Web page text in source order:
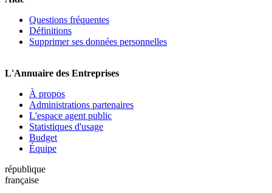
Questions fréquentes
Définitions
Supprimer ses données personnelles
L'Annuaire des Entreprises
À propos
Administrations partenaires
L'espace agent public
Statistiques d'usage
Budget
Équipe
république
française